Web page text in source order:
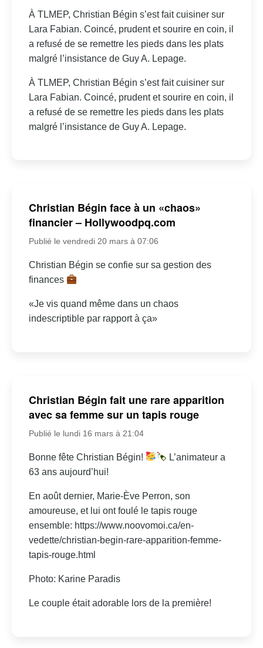
À TLMEP, Christian Bégin s’est fait cuisiner sur
Lara Fabian. Coincé, prudent et sourire en coin, il
a refusé de se remettre les pieds dans les plats
malgré l’insistance de Guy A. Lepage.
À TLMEP, Christian Bégin s’est fait cuisiner sur
Lara Fabian. Coincé, prudent et sourire en coin, il
a refusé de se remettre les pieds dans les plats
malgré l’insistance de Guy A. Lepage.
Christian Bégin face à un «chaos»
financier – Hollywoodpq.com
Publié le vendredi 20 mars à 07:06
Christian Bégin se confie sur sa gestion des
finances
«Je vis quand même dans un chaos
indescriptible par rapport à ça»
Christian Bégin fait une rare apparition
avec sa femme sur un tapis rouge
Publié le lundi 16 mars à 21:04
Bonne fête Christian Bégin!
L’animateur a
63 ans aujourd’hui!
En août dernier, Marie-Ève Perron, son
amoureuse, et lui ont foulé le tapis rouge
ensemble: https://www.noovomoi.ca/en-
vedette/christian-begin-rare-apparition-femme-
tapis-rouge.html
Photo: Karine Paradis
Le couple était adorable lors de la première!